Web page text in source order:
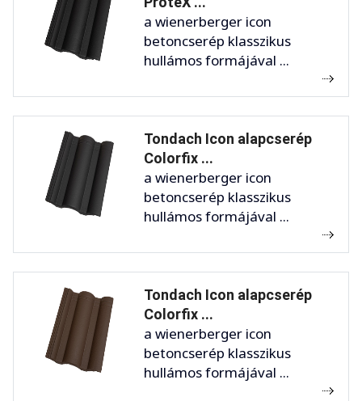
a wienerberger icon
betoncserép klasszikus
hullámos formájával ...
Tondach Icon alapcserép
Colorfix ...
a wienerberger icon
betoncserép klasszikus
hullámos formájával ...
Tondach Icon alapcserép
Colorfix ...
a wienerberger icon
betoncserép klasszikus
hullámos formájával ...